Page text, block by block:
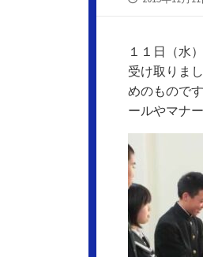
１１日（水
受け取りま
めのもので
ールやマナ